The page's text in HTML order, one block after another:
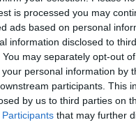
is processed you may
ads based on personal
information disclosed to
may separately opt-out
personal information by
participants. This
by us to third parties on
that may further
les grans empreses,
i que han de
s'anomenen
amb els
de la nostra societat